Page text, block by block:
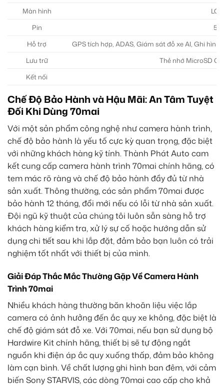
Màn hình
Pin
Hỗ trợ
GPS tích hợp, ADAS, Giám sát đỗ xe AI, Ghi
Lưu trữ
Thẻ nhớ MicroSD
Kết nối
Chế Độ Bảo Hành và Hậu Mãi: An Tâm Tuyệt
Đối Khi Dùng 70mai
Với một sản phẩm công nghệ như camera hành trình,
chế độ bảo hành là yếu tố cực kỳ quan trọng, đặc biệt
với những khách hàng kỹ tính. Thành Phát Auto cam
kết cung cấp camera hành trình 70mai chính hãng, có
tem mác rõ ràng và chế độ bảo hành đầy đủ từ nhà
sản xuất. Thông thường, các sản phẩm 70mai được
bảo hành 12 tháng, đổi mới nếu có lỗi từ nhà sản xuất.
Đội ngũ kỹ thuật của chúng tôi luôn sẵn sàng hỗ trợ
khách hàng kiểm tra, xử lý sự cố hoặc hướng dẫn sử
dụng chi tiết sau khi lắp đặt, đảm bảo bạn luôn có trải
nghiệm tốt nhất với thiết bị của mình.
Giải Đáp Thắc Mắc Thường Gặp Về Camera Hành
Trình 70mai
Nhiều khách hàng thường băn khoăn liệu việc lắp
camera có ảnh hưởng đến ắc quy xe không, đặc biệt là
chế độ giám sát đỗ xe. Với 70mai, nếu bạn sử dụng bộ
Hardwire Kit chính hãng, thiết bị sẽ tự động ngắt
nguồn khi điện áp ắc quy xuống thấp, đảm bảo không
làm cạn bình. Về chất lượng ghi hình ban đêm, với cảm
biến Sony STARVIS, các dòng 70mai cao cấp cho khả